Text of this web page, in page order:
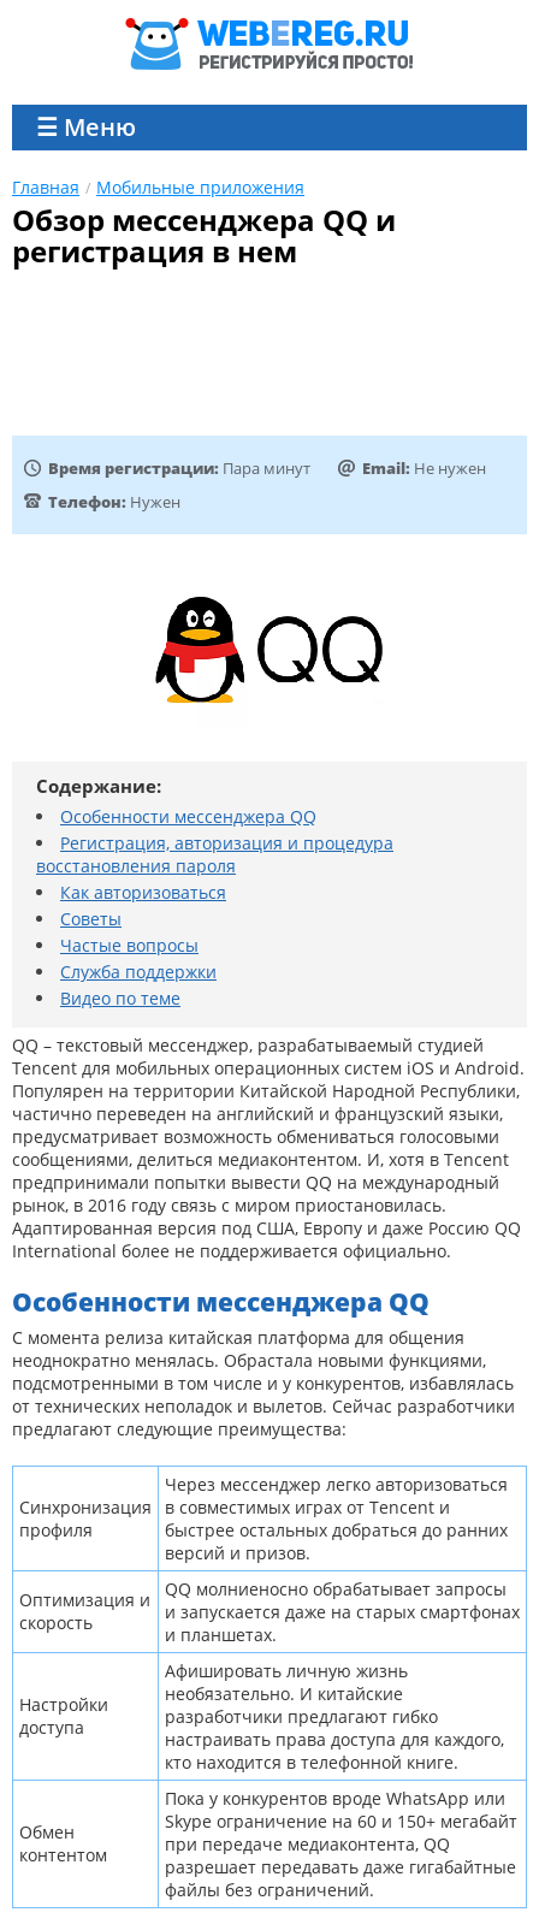
☰ Меню
Главная Мобильные приложения
Обзор мессенджера QQ и
регистрация в нем
Время регистрации: Пара минут Email: Не нужен
Телефон: Нужен
Содержание:
Особенности мессенджера QQ
Регистрация, авторизация и процедура
восстановления пароля
Как авторизоваться
Советы
Частые вопросы
Служба поддержки
Видео по теме
QQ – текстовый мессенджер, разрабатываемый студией
Tencent для мобильных операционных систем iOS и Android.
Популярен на территории Китайской Народной Республики,
частично переведен на английский и французский языки,
предусматривает возможность обмениваться голосовыми
сообщениями, делиться медиаконтентом. И, хотя в Tencent
предпринимали попытки вывести QQ на международный
рынок, в 2016 году связь с миром приостановилась.
Адаптированная версия под США, Европу и даже Россию QQ
International более не поддерживается официально.
Особенности мессенджера QQ
С момента релиза китайская платформа для общения
неоднократно менялась. Обрастала новыми функциями,
подсмотренными в том числе и у конкурентов, избавлялась
от технических неполадок и вылетов. Сейчас разработчики
предлагают следующие преимущества:
Синхронизация
профиля
Через мессенджер легко авторизоваться
в совместимых играх от Tencent и
быстрее остальных добраться до ранних
версий и призов.
Оптимизация и
скорость
QQ молниеносно обрабатывает запросы
и запускается даже на старых смартфонах
и планшетах.
Настройки
доступа
Афишировать личную жизнь
необязательно. И китайские
разработчики предлагают гибко
настраивать права доступа для каждого,
кто находится в телефонной книге.
Обмен
контентом
Пока у конкурентов вроде WhatsApp или
Skype ограничение на 60 и 150+ мегабайт
при передаче медиаконтента, QQ
разрешает передавать даже гигабайтные
файлы без ограничений.